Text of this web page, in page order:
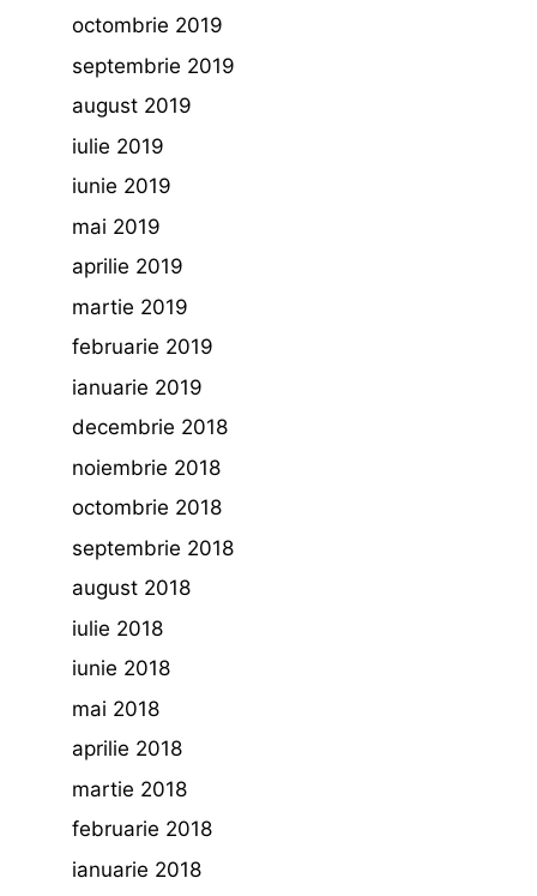
octombrie 2019
septembrie 2019
august 2019
iulie 2019
iunie 2019
mai 2019
aprilie 2019
martie 2019
februarie 2019
ianuarie 2019
decembrie 2018
noiembrie 2018
octombrie 2018
septembrie 2018
august 2018
iulie 2018
iunie 2018
mai 2018
aprilie 2018
martie 2018
februarie 2018
ianuarie 2018